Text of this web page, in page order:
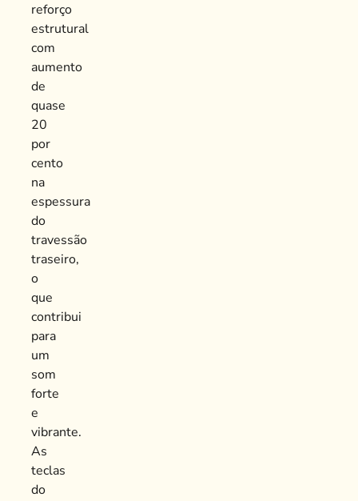
reforço
estrutural
com
aumento
de
quase
20
por
cento
na
espessura
do
travessão
traseiro,
o
que
contribui
para
um
som
forte
e
vibrante.
As
teclas
do